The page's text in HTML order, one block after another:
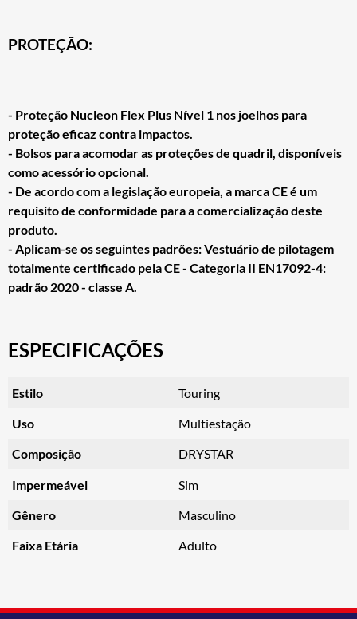
PROTEÇÃO:
- Proteção Nucleon Flex Plus Nível 1 nos joelhos para
proteção eficaz contra impactos.
- Bolsos para acomodar as proteções de quadril, disponíveis
como acessório opcional.
- De acordo com a legislação europeia, a marca CE é um
requisito de conformidade para a comercialização deste
produto.
- Aplicam-se os seguintes padrões: Vestuário de pilotagem
totalmente certificado pela CE - Categoria II EN17092-4:
padrão 2020 - classe A.
ESPECIFICAÇÕES
Estilo Touring
Uso Multiestação
Composição DRYSTAR
Impermeável Sim
Gênero Masculino
Faixa Etária Adulto